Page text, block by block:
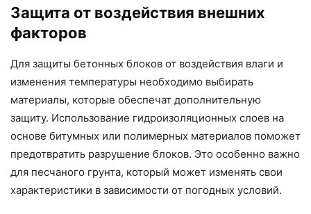
Защита от воздействия внешних
факторов
Для защиты бетонных блоков от воздействия влаги и
изменения температуры необходимо выбирать
материалы, которые обеспечат дополнительную
защиту. Использование гидроизоляционных слоев на
основе битумных или полимерных материалов поможет
предотвратить разрушение блоков. Это особенно важно
для песчаного грунта, который может изменять свои
характеристики в зависимости от погодных условий.